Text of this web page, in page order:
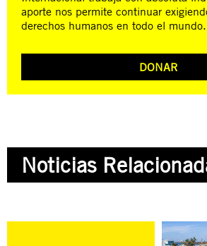
aporte nos permite continuar
derechos humanos en todo el mundo.
DONAR
Noticias